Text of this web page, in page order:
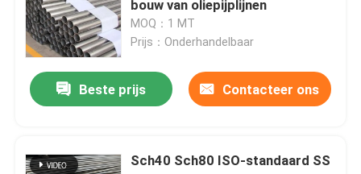
de plaat van het aluminiumblad
roestvrij staalrol
Het Blad van het roestvrij staalmetaal
Roestvrij staalstrook
bouw van oliepijplijnen
MOQ：1 MT
Prijs：Onderhandelbaar
Beste prijs Contacteer ons
Sch40 Sch80 ISO-standaard SS